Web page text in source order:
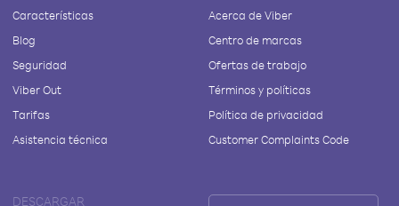
Características
Blog
Seguridad
Viber Out
Tarifas
Asistencia técnica
Acerca de Viber
Centro de marcas
Ofertas de trabajo
Términos y políticas
Política de privacidad
Customer Complaints Code
DESCARGAR